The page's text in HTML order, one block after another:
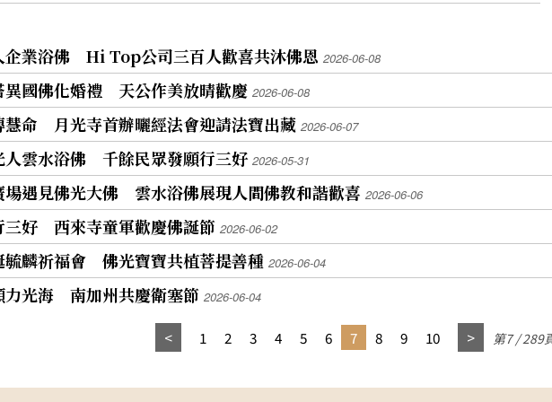
企業浴佛 Hi Top公司三百人歡喜共沐佛恩 2026-06-08
異國佛化婚禮 天公作美放晴歡慶 2026-06-08
慧命 月光寺首辦曬經法會迎請法寶出藏 2026-06-07
人雲水浴佛 千餘民眾發願行三好 2026-05-31
場遇見佛光大佛 雲水浴佛展現人間佛教和諧歡喜 2026-06-06
三好 西來寺童軍歡慶佛誕節 2026-06-02
毓麟祈福會 佛光寶寶共植菩提善種 2026-06-04
力光海 南加州共慶衛塞節 2026-06-04
1 2 3 4 5 6 7 8 9 10 第7 / 289